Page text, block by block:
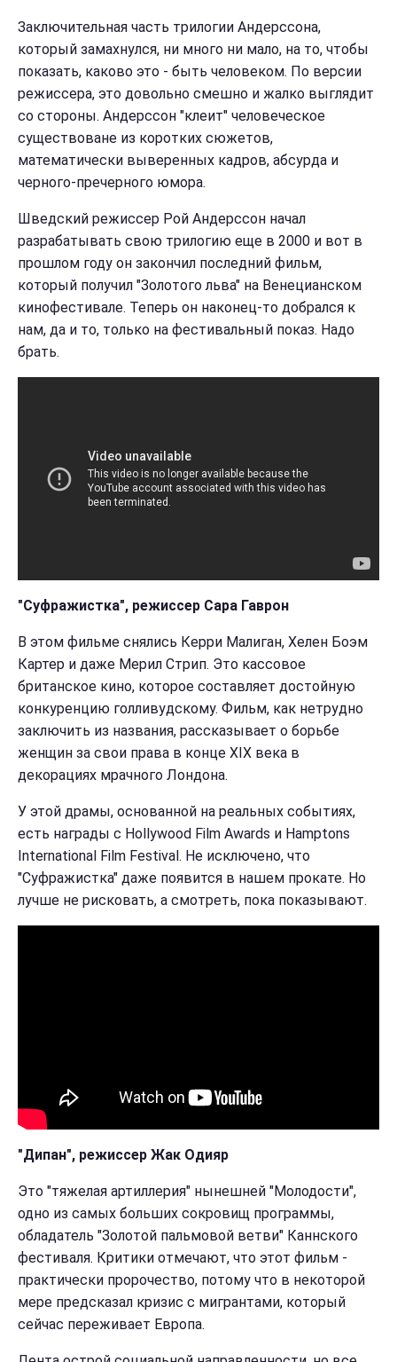
Заключительная часть трилогии Андерссона,
который замахнулся, ни много ни мало, на то, чтобы
показать, каково это - быть человеком. По версии
режиссера, это довольно смешно и жалко выглядит
со стороны. Андерссон "клеит" человеческое
существоване из коротких сюжетов,
математически выверенных кадров, абсурда и
черного-пречерного юмора.
Шведский режиссер Рой Андерссон начал
разрабатывать свою трилогию еще в 2000 и вот в
прошлом году он закончил последний фильм,
который получил "Золотого льва" на Венецианском
кинофестивале. Теперь он наконец-то добрался к
нам, да и то, только на фестивальный показ. Надо
брать.
"Суфражистка", режиссер Сара Гаврон
В этом фильме снялись Керри Малиган, Хелен Боэм
Картер и даже Мерил Стрип. Это кассовое
британское кино, которое составляет достойную
конкуренцию голливудскому. Фильм, как нетрудно
заключить из названия, рассказывает о борьбе
женщин за свои права в конце ХIX века в
декорациях мрачного Лондона.
У этой драмы, основанной на реальных событиях,
есть награды с Hollywood Film Awards и Hamptons
International Film Festival. Не исключено, что
"Суфражистка" даже появится в нашем прокате. Но
лучше не рисковать, а смотреть, пока показывают.
"Дипан", режиссер Жак Одияр
Это "тяжелая артиллерия" нынешней "Молодости",
одно из самых больших сокровищ программы,
обладатель "Золотой пальмовой ветви" Каннского
фестиваля. Критики отмечают, что этот фильм -
практически пророчество, потому что в некоторой
мере предсказал кризис с мигрантами, который
сейчас переживает Европа.